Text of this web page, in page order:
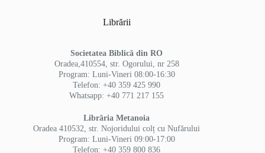
Librării
Societatea Biblică din RO
Oradea,410554, str. Ogorului, nr 258
Program: Luni-Vineri 08:00-16:30
Telefon: +40 359 425 990
Whatsapp: +40 771 217 155
Librăria Metanoia
Oradea 410532, str. Nojoridului colț cu Nufărului
Program: Luni-Vineri 09:00-17:00
Telefon: +40 359 800 836